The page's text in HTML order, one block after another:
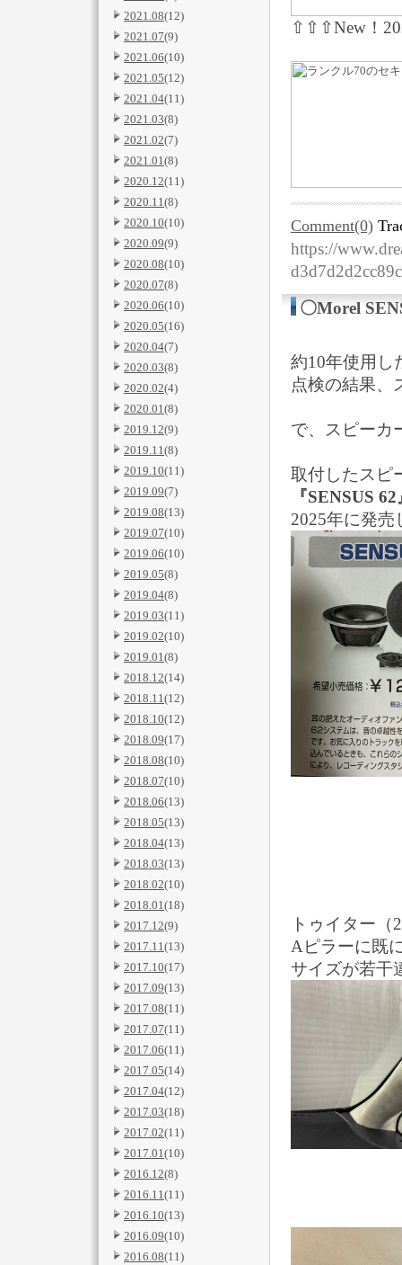
2021.08(12)
2021.07(9)
2021.06(10)
2021.05(12)
2021.04(11)
2021.03(8)
2021.02(7)
2021.01(8)
2020.12(11)
2020.11(8)
2020.10(10)
2020.09(9)
2020.08(10)
2020.07(8)
2020.06(10)
2020.05(16)
2020.04(7)
2020.03(8)
2020.02(4)
2020.01(8)
2019.12(9)
2019.11(8)
2019.10(11)
2019.09(7)
2019.08(13)
2019.07(10)
2019.06(10)
2019.05(8)
2019.04(8)
2019.03(11)
2019.02(10)
2019.01(8)
2018.12(14)
2018.11(12)
2018.10(12)
2018.09(17)
2018.08(10)
2018.07(10)
2018.06(13)
2018.05(13)
2018.04(13)
2018.03(13)
2018.02(10)
2018.01(18)
2017.12(9)
2017.11(13)
2017.10(17)
2017.09(13)
2017.08(11)
2017.07(11)
2017.06(11)
2017.05(14)
2017.04(12)
2017.03(18)
2017.02(11)
2017.01(10)
2016.12(8)
2016.11(11)
2016.10(13)
2016.09(10)
2016.08(11)
⇧⇧⇧New！
Comment(0)
https://
〇Morel
約10年使用し
点検の結果、
で、スピーカ
取付したスピ
『SENSUS
2025年に発売
トゥイター（
Aピラーに既
サイズが若干